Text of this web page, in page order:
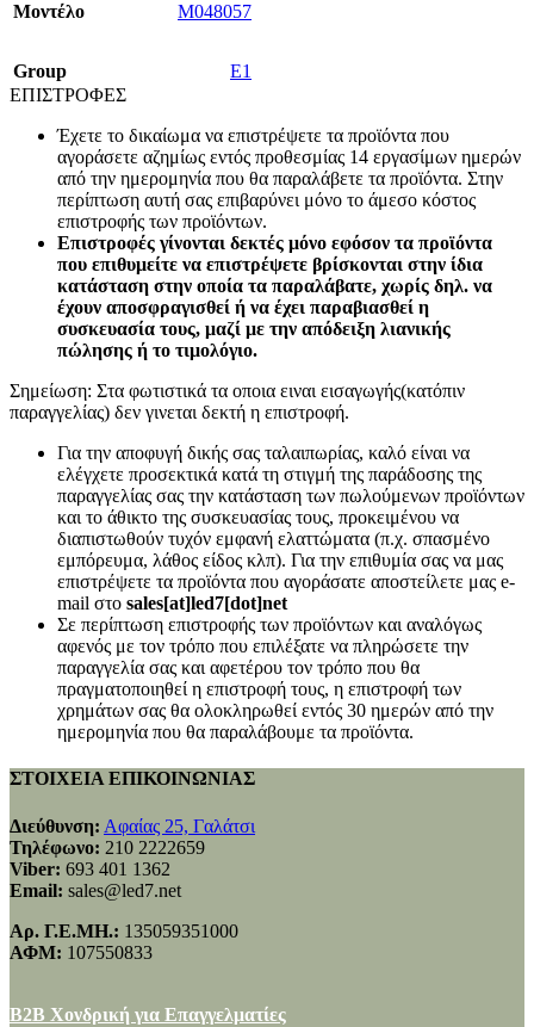
Mοντέλο M048057
Group
E1
ΕΠΙΣΤΡΟΦΕΣ
Έχετε το δικαίωμα να επιστρέψετε τα προϊόντα που
αγοράσετε αζημίως εντός προθεσμίας 14 εργασίμων ημερών
από την ημερομηνία που θα παραλάβετε τα προϊόντα. Στην
περίπτωση αυτή σας επιβαρύνει μόνο το άμεσο κόστος
επιστροφής των προϊόντων.
Επιστροφές γίνονται δεκτές μόνο εφόσον τα προϊόντα
που επιθυμείτε να επιστρέψετε βρίσκονται στην ίδια
κατάσταση στην οποία τα παραλάβατε, χωρίς δηλ. να
έχουν αποσφραγισθεί ή να έχει παραβιασθεί η
συσκευασία τους, μαζί με την απόδειξη λιανικής
πώλησης ή το τιμολόγιο.
Σημείωση: Στα φωτιστικά τα οποια ειναι εισαγωγής(κατόπιν
παραγγελίας) δεν γινεται δεκτή η επιστροφή.
Για την αποφυγή δικής σας ταλαιπωρίας, καλό είναι να
ελέγχετε προσεκτικά κατά τη στιγμή της παράδοσης της
παραγγελίας σας την κατάσταση των πωλούμενων προϊόντων
και το άθικτο της συσκευασίας τους, προκειμένου να
διαπιστωθούν τυχόν εμφανή ελαττώματα (π.χ. σπασμένο
εμπόρευμα, λάθος είδος κλπ). Για την επιθυμία σας να μας
επιστρέψετε τα προϊόντα που αγοράσατε αποστείλετε μας e-
mail στο sales[at]led7[dot]net
Σε περίπτωση επιστροφής των προϊόντων και αναλόγως
αφενός με τον τρόπο που επιλέξατε να πληρώσετε την
παραγγελία σας και αφετέρου τον τρόπο που θα
πραγματοποιηθεί η επιστροφή τους, η επιστροφή των
χρημάτων σας θα ολοκληρωθεί εντός 30 ημερών από την
ημερομηνία που θα παραλάβουμε τα προϊόντα.
ΣΤΟΙΧΕΙΑ ΕΠΙΚΟΙΝΩΝΙΑΣ
Διεύθυνση: Αφαίας 25, Γαλάτσι
Τηλέφωνο: 210 2222659
Viber: 693 401 1362
Email: sales@led7.net
Αρ. Γ.Ε.ΜΗ.: 135059351000
ΑΦΜ: 107550833
B2B Χονδρική για Επαγγελματίες